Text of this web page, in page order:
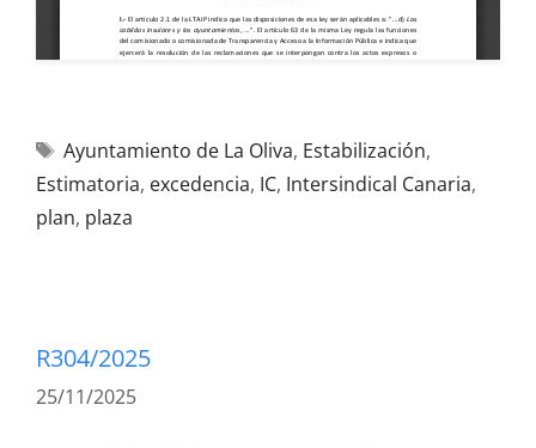
Ayuntamiento de La Oliva, Estabilización,
Estimatoria, excedencia, IC, Intersindical Canaria,
plan, plaza
R304/2025
25/11/2025